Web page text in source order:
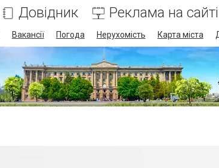
Довідник Реклама на сайті
Вакансії Погода Нерухомість Карта міста